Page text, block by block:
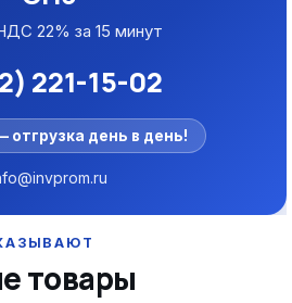
22% за 15 минут
221-15-02
отгрузка день в день!
товары